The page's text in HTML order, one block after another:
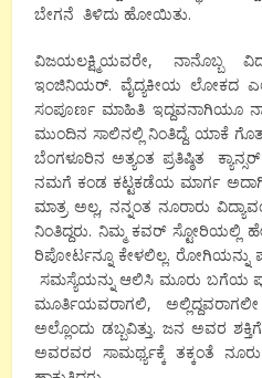
ಬೇಗನೆ ತಿಳಿದು ಹೋಯಿತು.
ವಿಜಯಲಕ್ಷ್ಮಿಯವರೇ, ನಾನೊಬ್ಬ
ಇಂಜಿನಿಯರ್. ವೈದ್ಯಕೀಯ ಲೋಕದ
ಸಂಪೂರ್ಣ ಮಾಹಿತಿ ಇದ್ದವನಾಗಿಯೂ
ಮುಂದಿನ ಸಾಲಿನಲ್ಲಿ ನಿಂತಿದ್ದೆ. ಯಾಕೆ
ಬೆಂಗಳೂರಿನ ಅತ್ಯಂತ ಪ್ರತಿಷ್ಠಿತ
ನಮಗೆ ಕಂಡ ಕಟ್ಟಕಡೆಯ ಮಾರ್ಗ
ಮಾತ್ರ ಅಲ್ಲ, ನನ್ನಂತ ನೂರಾರು
ನಿಂತಿದ್ದರು. ನಿಮ್ಮ ಕವರ್ ಸ್ಟೋರಿಯಲ್ಲಿ
ರಿಪೋರ್ಟನ್ನೂ ಕೇಳಲಿಲ್ಲ. ರೋಗಿಯನ್ನು
ಸಮಸ್ಯೆಯನ್ನು ಆಲಿಸಿ ಮೂರು ಬಗೆಯ
ಮೂರ್ತಿಯವರಾಗಲಿ,
ಅಲ್ಲೊಂದು ಡಬ್ಬವಿತ್ತು. ಜನ ಅವರ
ಅವರವರ ಸಾಮರ್ಥ್ಯಕ್ಕೆ ತಕ್ಕಂತೆ